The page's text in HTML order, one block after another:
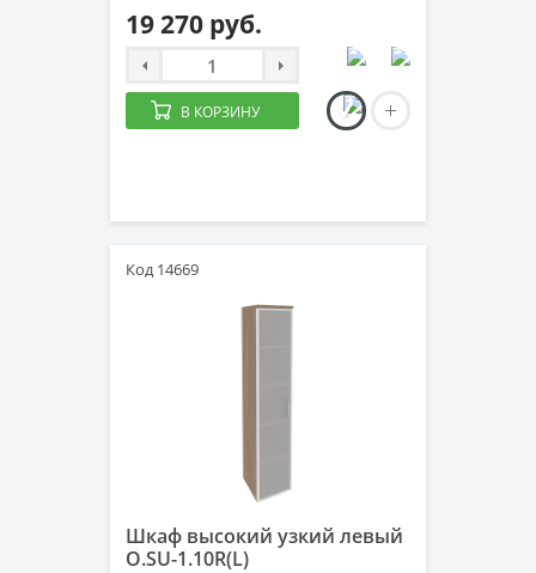
19 270 руб.
В КОРЗИНУ
Код 14669
Шкаф высокий узкий левый
O.SU-1.10R(L)